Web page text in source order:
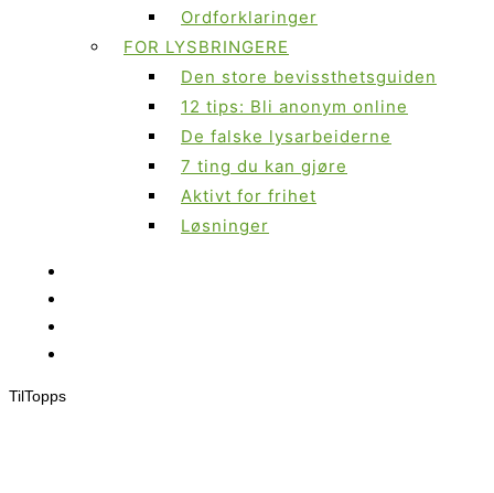
Ordforklaringer
FOR LYSBRINGERE
Den store bevissthetsguiden
12 tips: Bli anonym online
De falske lysarbeiderne
7 ting du kan gjøre
Aktivt for frihet
Løsninger
TilTopps